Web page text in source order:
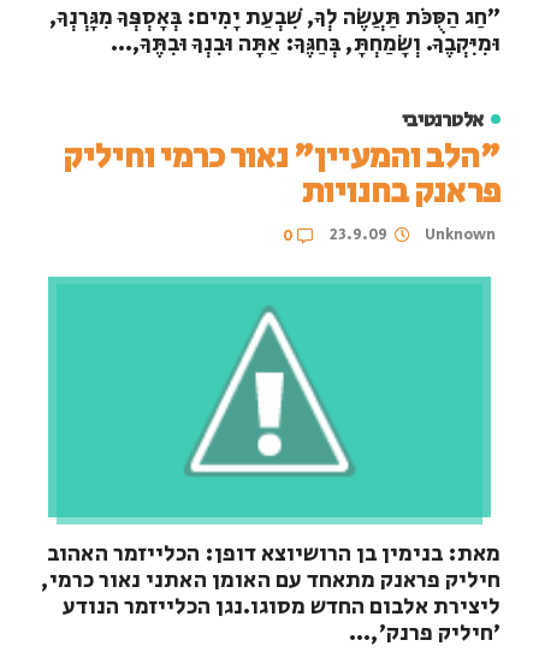
"חַג הַסֻּכֹּת תַּעֲשֶׂה לְךָ, שִׁבְעַת יָמִים: בְּאָסְפְּךָ מִגָּרְנְךָ,
וּמִיִּקְבֶךָ. וְשָׂמַחְתָּ, בְּחַגֶּךָ: אַתָּה וּבִנְךָ וּבִתֶּךָ,...
אלטרנטיבי
"הלב והמעיין" נאור כרמי וחיליק
פראנק בחנויות
Unknown
23.9.09
0
מאת: בנימין בן הרושיוצא דופן: הכלייזמר האהוב
חיליק פראנק מתאחד עם האומן האתני נאור כרמי,
ליצירת אלבום החדש מסוגו.נגן הכלייזמר הנודע
'חיליק פרנק',...